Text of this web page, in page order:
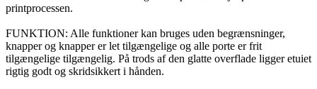
printprocessen.
FUNKTION: Alle funktioner kan bruges uden begrænsninger,
knapper og knapper er let tilgængelige og alle porte er frit
tilgængelige tilgængelig. På trods af den glatte overflade ligger etuiet
rigtig godt og skridsikkert i hånden.